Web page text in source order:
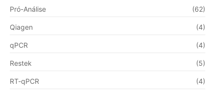
Pró-Análise (62)
Qiagen (4)
qPCR (4)
Restek (5)
RT-qPCR (4)